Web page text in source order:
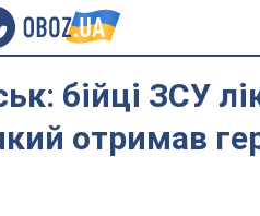
бійці ЗСУ
отримав